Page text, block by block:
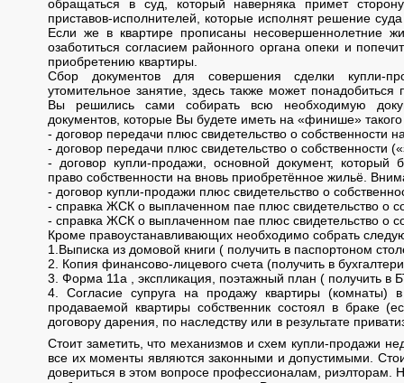
обращаться в суд, который наверняка примет
приставов-исполнителей, которые исполнят решение
Если же в квартире прописаны несовершеннолетние
озаботиться согласием районного органа опеки и
приобретению квартиры.
Сбор документов для совершения сделки купли-
утомительное занятие, здесь также может
Вы решились сами собирать всю необходимую
документов, которые Вы будете иметь на «финише»
- договор передачи плюс свидетельство о собственности
- договор передачи плюс свидетельство о собственности
- договор купли-продажи, основной документ, который
право собственности на вновь приобретённое жильё.
- договор купли-продажи плюс свидетельство о
- справка ЖСК о выплаченном пае плюс свидетельство о
- справка ЖСК о выплаченном пае плюс свидетельство о
Кроме правоустанавливающих необходимо собрать
1.Выписка из домовой книги ( получить в паспортоном
2. Копия финансово-лицевого счета (получить в
3. Форма 11а , экспликация, поэтажный план ( получить в
4. Согласие супруга на продажу квартиры (комнаты)
продаваемой квартиры собственник состоял в браке
договору дарения, по наследству или в результате
Стоит заметить, что механизмов и схем купли-продажи
все их моменты являются законными и допустимыми.
довериться в этом вопросе профессионалам, риэлторам.